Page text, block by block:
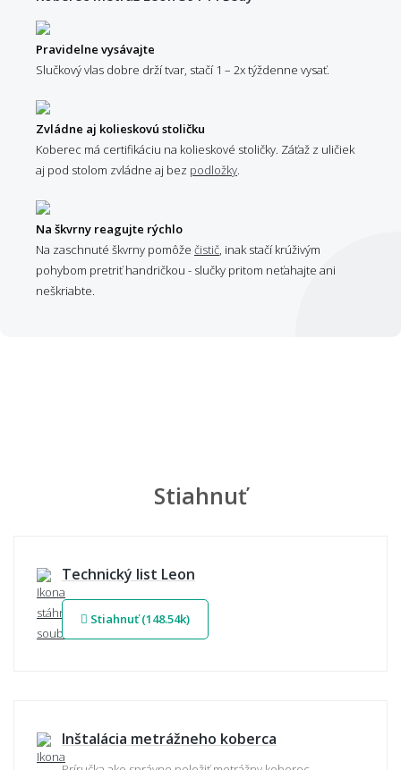
Pravidelne vysávajte
Slučkový vlas dobre drží tvar, stačí 1 – 2x týždenne vysať.
Zvládne aj kolieskovú stoličku
Koberec má certifikáciu na kolieskové stoličky. Záťaž z uličiek
aj pod stolom zvládne aj bez podložky
Na škvrny reagujte rýchlo
Na zaschnuté škvrny pomôže čistič, inak stačí krúživým
pohybom pretriť handričkou - slučky pritom neťahajte ani
neškriabte.
Stiahnuť
Technický list Leon
Stiahnuť (148.54k)
Inštalácia metrážneho koberca